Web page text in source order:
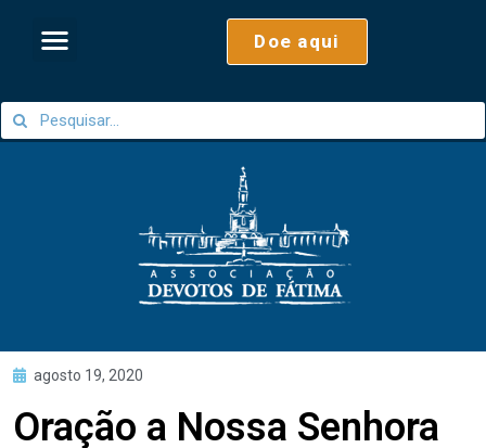
Doe aqui
agosto 19, 2020
Oração a Nossa Senhora